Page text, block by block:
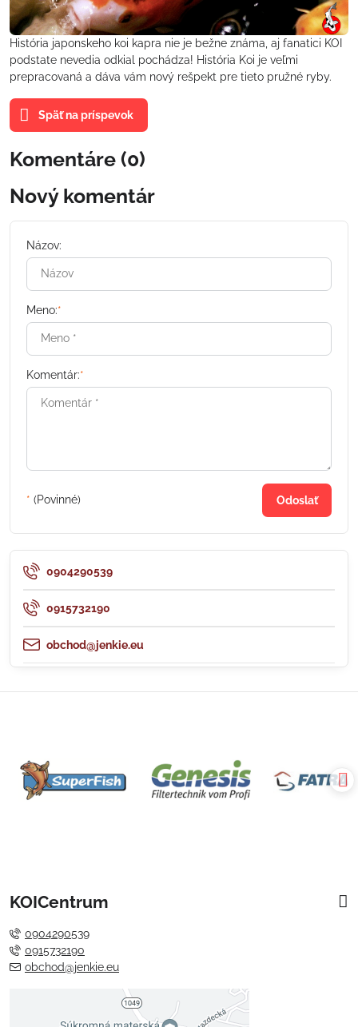
História japonskeho koi kapra nie je bežne známa, aj fanatici KOI
podstate nevedia odkial pochádza! História Koi je veľmi
prepracovaná a dáva vám nový rešpekt pre tieto pružné ryby.
Späť na príspevok
Komentáre (0)
Nový komentár
Názov:
Meno:*
Komentár:*
* (Povinné) Odoslať
0904290539
0915732190
obchod@jenkie.eu
KOICentrum
0904290539
0915732190
obchod@jenkie.eu